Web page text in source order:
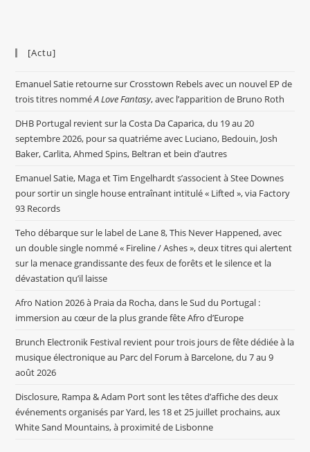
[Actu]
Emanuel Satie retourne sur Crosstown Rebels avec un nouvel EP de
trois titres nomméA Love Fantasy, avec l’apparition de Bruno Roth
DHB Portugal revient sur la Costa Da Caparica, du 19 au 20
septembre 2026, pour sa quatriéme avec Luciano, Bedouin, Josh
Baker, Carlita, Ahmed Spins, Beltran et bein d’autres
Emanuel Satie, Maga et Tim Engelhardt s’associent à Stee Downes
pour sortir un single house entraînant intitulé « Lifted », via Factory
93 Records
Teho débarque sur le label de Lane 8, This Never Happened, avec
un double single nommé « Fireline / Ashes », deux titres qui alertent
sur la menace grandissante des feux de forêts et le silence et la
dévastation qu’il laisse
Afro Nation 2026 à Praia da Rocha, dans le Sud du Portugal :
immersion au cœur de la plus grande fête Afro d’Europe
Brunch Electronik Festival revient pour trois jours de fête dédiée à la
musique électronique au Parc del Forum à Barcelone, du 7 au 9
août 2026
Disclosure, Rampa & Adam Port sont les têtes d’affiche des deux
événements organisés par Yard, les 18 et 25 juillet prochains, aux
White Sand Mountains, à proximité de Lisbonne